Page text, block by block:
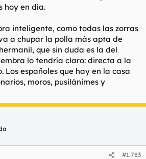
hoy en día.
inteligente, como todas las zorras
a chupar la polla más apta de
que sin duda es la del
lo tendría claro: directa a la
españoles que hay en la casa
moros, pusilánimes y
#1.783